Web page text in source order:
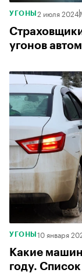
УГОНЫ 2 июля 2024
угонов
УГОНЫ 10 января
Какие
году. Список